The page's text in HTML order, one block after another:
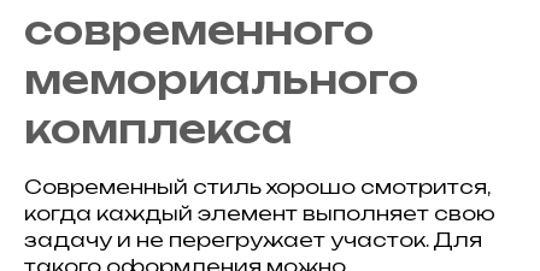
современного
мемориального
комплекса
Современный стиль хорошо смотрится,
когда каждый элемент выполняет свою
задачу и не перегружает участок. Для